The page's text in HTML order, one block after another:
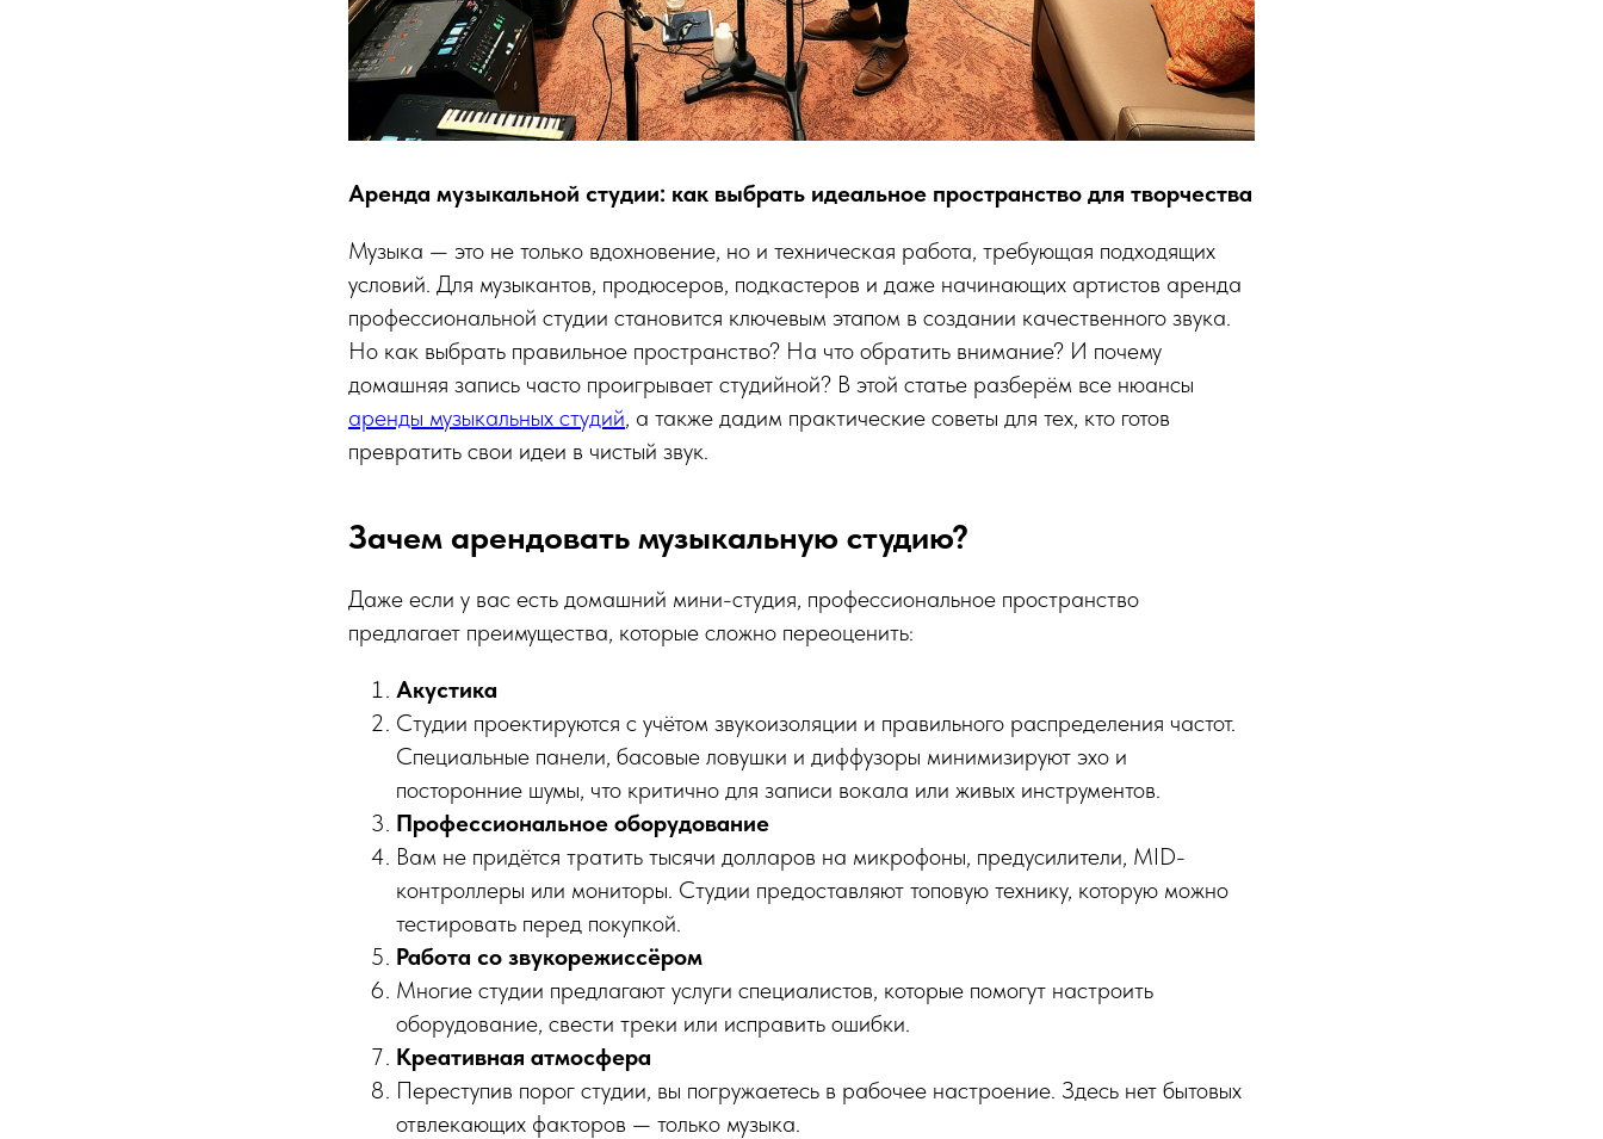
Аренда музыкальной студии: как выбрать идеальное пространство для творчества
Музыка — это не только вдохновение, но и техническая работа, требующая подходящих
условий. Для музыкантов, продюсеров, подкастеров и даже начинающих артистов аренда
профессиональной студии становится ключевым этапом в создании качественного звука.
Но как выбрать правильное пространство? На что обратить внимание? И почему
домашняя запись часто проигрывает студийной? В этой статье разберём все нюансы
аренды музыкальных студий, а также дадим практические советы для тех, кто готов
превратить свои идеи в чистый звук.
Зачем арендовать музыкальную студию?
Даже если у вас есть домашний мини-студия, профессиональное пространство
предлагает преимущества, которые сложно переоценить:
Акустика
Студии проектируются с учётом звукоизоляции и правильного распределения частот.
Специальные панели, басовые ловушки и диффузоры минимизируют эхо и
посторонние шумы, что критично для записи вокала или живых инструментов.
Профессиональное оборудование
Вам не придётся тратить тысячи долларов на микрофоны, предусилители, MID-
контроллеры или мониторы. Студии предоставляют топовую технику, которую можно
тестировать перед покупкой.
Работа со звукорежиссёром
Многие студии предлагают услуги специалистов, которые помогут настроить
оборудование, свести треки или исправить ошибки.
Креативная атмосфера
Переступив порог студии, вы погружаетесь в рабочее настроение. Здесь нет бытовых
отвлекающих факторов — только музыка.